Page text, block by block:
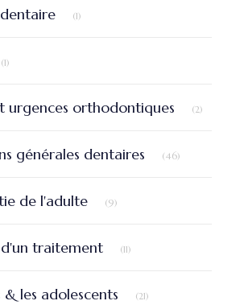
(1)
(1)
urgences orthodontiques (2)
générales dentaires (46)
de l'adulte (9)
d'un traitement (11)
& les adolescents (21)